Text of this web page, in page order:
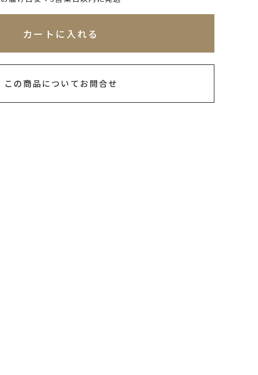
カートに入れる
この商品についてお問合せ